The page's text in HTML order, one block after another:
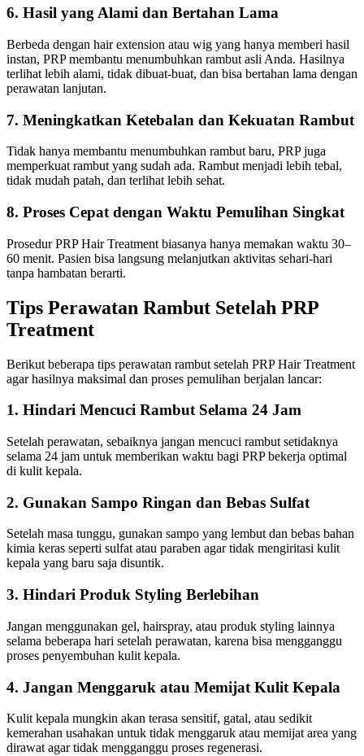
6. Hasil yang Alami dan Bertahan Lama
Berbeda dengan hair extension atau wig yang hanya memberi hasil
instan, PRP membantu menumbuhkan rambut asli Anda. Hasilnya
terlihat lebih alami, tidak dibuat-buat, dan bisa bertahan lama dengan
perawatan lanjutan.
7. Meningkatkan Ketebalan dan Kekuatan Rambut
Tidak hanya membantu menumbuhkan rambut baru, PRP juga
memperkuat rambut yang sudah ada. Rambut menjadi lebih tebal,
tidak mudah patah, dan terlihat lebih sehat.
8. Proses Cepat dengan Waktu Pemulihan Singkat
Prosedur PRP Hair Treatment biasanya hanya memakan waktu 30–
60 menit. Pasien bisa langsung melanjutkan aktivitas sehari-hari
tanpa hambatan berarti.
Tips Perawatan Rambut Setelah PRP
Treatment
Berikut beberapa tips perawatan rambut setelah PRP Hair Treatment
agar hasilnya maksimal dan proses pemulihan berjalan lancar:
1. Hindari Mencuci Rambut Selama 24 Jam
Setelah perawatan, sebaiknya jangan mencuci rambut setidaknya
selama 24 jam untuk memberikan waktu bagi PRP bekerja optimal
di kulit kepala.
2. Gunakan Sampo Ringan dan Bebas Sulfat
Setelah masa tunggu, gunakan sampo yang lembut dan bebas bahan
kimia keras seperti sulfat atau paraben agar tidak mengiritasi kulit
kepala yang baru saja disuntik.
3. Hindari Produk Styling Berlebihan
Jangan menggunakan gel, hairspray, atau produk styling lainnya
selama beberapa hari setelah perawatan, karena bisa mengganggu
proses penyembuhan kulit kepala.
4. Jangan Menggaruk atau Memijat Kulit Kepala
Kulit kepala mungkin akan terasa sensitif, gatal, atau sedikit
kemerahan usahakan untuk tidak menggaruk atau memijat area yang
dirawat agar tidak mengganggu proses regenerasi.